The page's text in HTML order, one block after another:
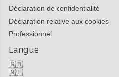
Déclaration de confidentialité
Déclaration relative aux cookies
Professionnel
Langue
🇬🇧
🇳🇱